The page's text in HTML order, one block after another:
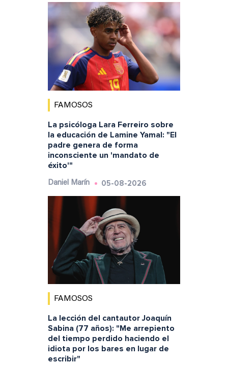
FAMOSOS
La psicóloga Lara Ferreiro sobre
la educación de Lamine Yamal: "El
padre genera de forma
inconsciente un 'mandato de
éxito'"
Daniel Marín 05-08-2026
FAMOSOS
La lección del cantautor Joaquín
Sabina (77 años): "Me arrepiento
del tiempo perdido haciendo el
idiota por los bares en lugar de
escribir"